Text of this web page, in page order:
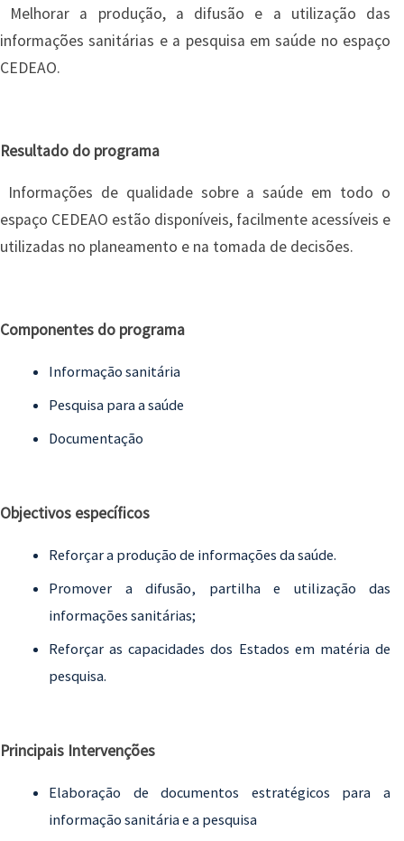
Melhorar a produção, a difusão e a utilização das
informações sanitárias e a pesquisa em saúde no espaço
CEDEAO.
Resultado do programa
Informações de qualidade sobre a saúde em todo o
espaço CEDEAO estão disponíveis, facilmente acessíveis e
utilizadas no planeamento e na tomada de decisões.
Componentes do programa
Informação sanitária
Pesquisa para a saúde
Documentação
Objectivos específicos
Reforçar a produção de informações da saúde.
Promover a difusão, partilha e utilização das
informações sanitárias;
Reforçar as capacidades dos Estados em matéria de
pesquisa.
Principais Intervenções
Elaboração de documentos estratégicos para a
informação sanitária e a pesquisa